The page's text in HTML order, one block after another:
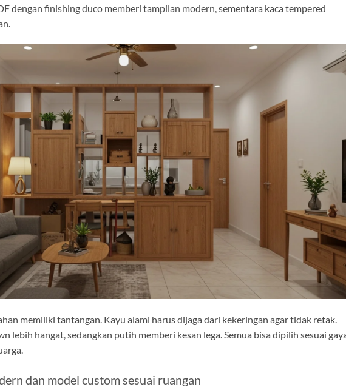
dengan finishing duco memberi tampilan modern, sementara kaca tempered
memiliki tantangan. Kayu alami harus dijaga dari kekeringan agar tidak retak.
lebih hangat, sedangkan putih memberi kesan lega. Semua bisa dipilih sesuai
dan model custom sesuai ruangan